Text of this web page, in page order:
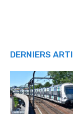
DERNIERS